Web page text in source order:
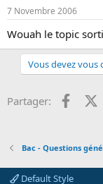
7 Novembre 2006
Wouah le topic
Vous devez vous
Partager:
Bac - Questions
Default Style